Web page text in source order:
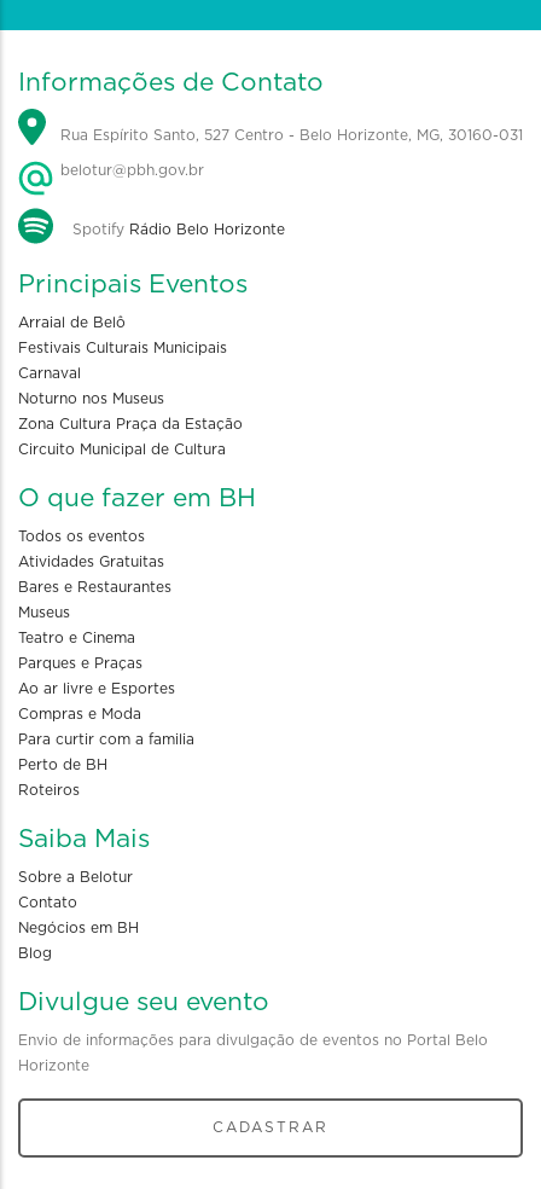
Informações de Contato
Rua Espírito Santo, 527 Centro - Belo Horizonte, MG, 30160-031
belotur@pbh.gov.br
Spotify Rádio Belo Horizonte
Principais Eventos
Arraial de Belô
Festivais Culturais Municipais
Carnaval
Noturno nos Museus
Zona Cultura Praça da Estação
Circuito Municipal de Cultura
O que fazer em BH
Todos os eventos
Atividades Gratuitas
Bares e Restaurantes
Museus
Teatro e Cinema
Parques e Praças
Ao ar livre e Esportes
Compras e Moda
Para curtir com a familia
Perto de BH
Roteiros
Saiba Mais
Sobre a Belotur
Contato
Negócios em BH
Blog
Divulgue seu evento
Envio de informações para divulgação de eventos no Portal Belo
Horizonte
CADASTRAR